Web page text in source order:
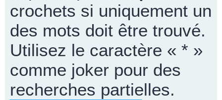
crochets si uniquement un
des mots doit être trouvé.
Utilisez le caractère « * »
comme joker pour des
recherches partielles.